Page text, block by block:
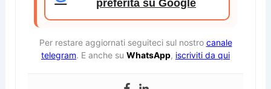
preferita su Google
Per restare aggiornati seguiteci sul nostro canale
telegram. E anche su WhatsApp, iscriviti da qui